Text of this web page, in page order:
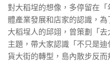
對大稻埕的想像，多停留在
體產業發展和店家的認識，
大稻埕人的邱翊，曾策劃「
主題，帶大家認識「不只是
貨大街的轉型，島內散步反而